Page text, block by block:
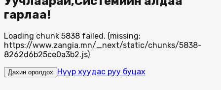
гарлаа!
Loading chunk 5838 failed. (missing:
https://www.zangia.mn/_next/static/chunks/5838-
8262d6b25ce0a3b2.js)
Дахин оролдох Нүүр хуудас руу буцах